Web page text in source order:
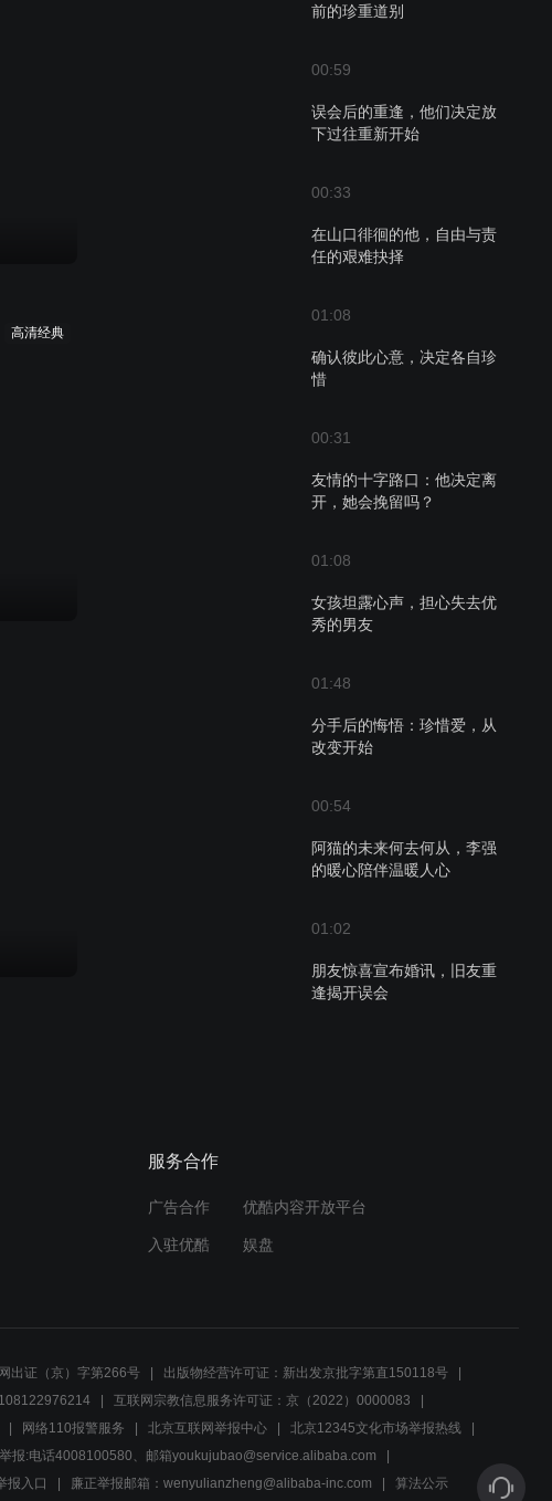
前的珍重道别
00:59
误会后的重逢，他们决定放
下过往重新开始
00:33
在山口徘徊的他，自由与责
任的艰难抉择
01:08
确认彼此心意，决定各自珍
惜
00:31
友情的十字路口：他决定离
开，她会挽留吗？
01:08
女孩坦露心声，担心失去优
秀的男友
01:48
分手后的悔悟：珍惜爱，从
改变开始
00:54
阿猫的未来何去何从，李强
的暖心陪伴温暖人心
01:02
朋友惊喜宣布婚讯，旧友重
逢揭开误会
雨夜劝退，女主角与伙伴选
00:40
紧张氛围下的不停呼唤，他
在急切寻找什么？
高清经典
服务合作
广告合作 优酷内容开放平台
入驻优酷 娱盘
出证（京）字第266号
出版物经营许可证：新出发京批字第直150118号
互联网宗教信息服务许可证：京（2022）0000083
网络110报警服务 北京互联网举报中心
北京12345文化市场举报热线
报:电话4008100580、邮箱youkujubao@service.alibaba.com
报入口 廉正举报邮箱：wenyulianzheng@alibaba-inc.com 算法公示